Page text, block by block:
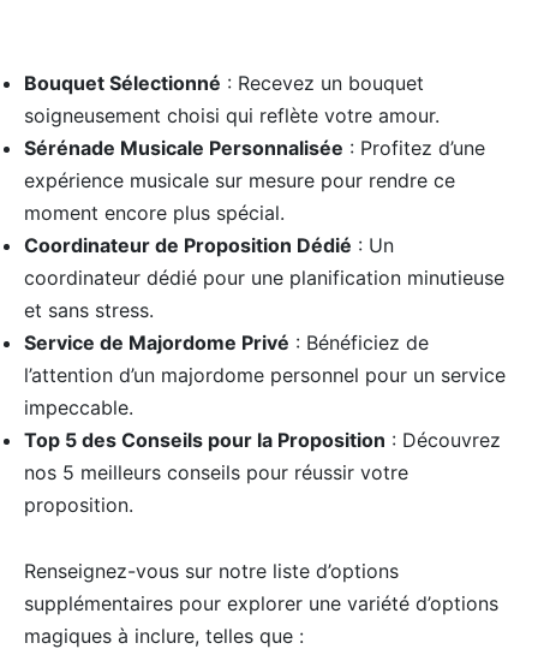
Bouquet Sélectionné : Recevez un bouquet
soigneusement choisi qui reflète votre amour.
Sérénade Musicale Personnalisée : Profitez d’une
expérience musicale sur mesure pour rendre ce
moment encore plus spécial.
Coordinateur de Proposition Dédié : Un
coordinateur dédié pour une planification minutieuse
et sans stress.
Service de Majordome Privé : Bénéficiez de
l’attention d’un majordome personnel pour un service
impeccable.
Top 5 des Conseils pour la Proposition : Découvrez
nos 5 meilleurs conseils pour réussir votre
proposition.
Renseignez-vous sur notre liste d’options
supplémentaires pour explorer une variété d’options
magiques à inclure, telles que :